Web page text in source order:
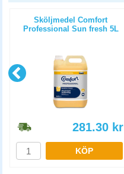
Sköljmedel Comfort
Professional Sun fresh 5L
281.30 kr
KÖP